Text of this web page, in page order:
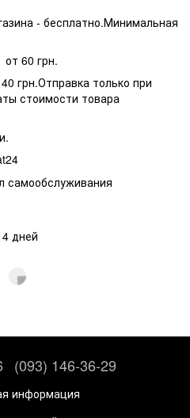
- бесплатно.Минимальная
60 грн.
грн.Отправка только при
стоимости товара
самообслуживания
дней
(093) 146-36-29
информация